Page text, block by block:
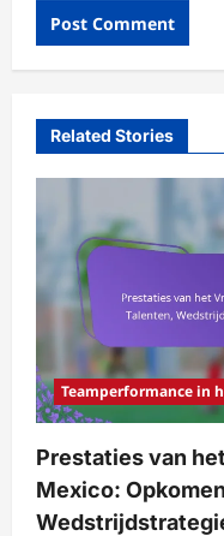
Related Stories
Teamperformance in
Prestaties van
Mexico: